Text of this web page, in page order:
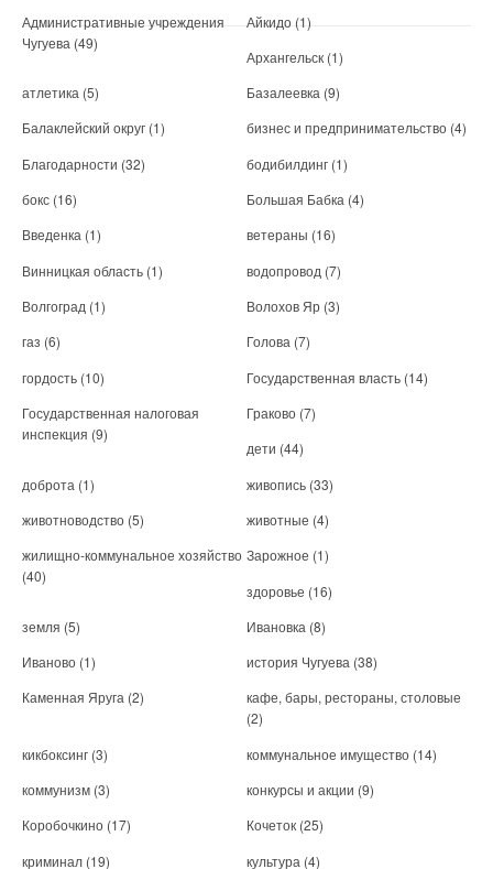
Административные учреждения
Чугуева (49)
Айкидо (1)
Архангельск (1)
атлетика (5) Базалеевка (9)
Балаклейский округ (1) бизнес и предпринимательство (4)
Благодарности (32) бодибилдинг (1)
бокс (16) Большая Бабка (4)
Введенка (1) ветераны (16)
Винницкая область (1) водопровод (7)
Волгоград (1) Волохов Яр (3)
газ (6) Голова (7)
гордость (10) Государственная власть (14)
Государственная налоговая
инспекция (9)
Граково (7)
дети (44)
доброта (1) живопись (33)
животноводство (5) животные (4)
жилищно-коммунальное хозяйство
(40)
Зарожное (1)
здоровье (16)
земля (5) Ивановка (8)
Иваново (1) история Чугуева (38)
Каменная Яруга (2)
кафе, бары, рестораны, столовые
(2)
кикбоксинг (3) коммунальное имущество (14)
коммунизм (3) конкурсы и акции (9)
Коробочкино (17) Кочеток (25)
криминал (19) культура (4)